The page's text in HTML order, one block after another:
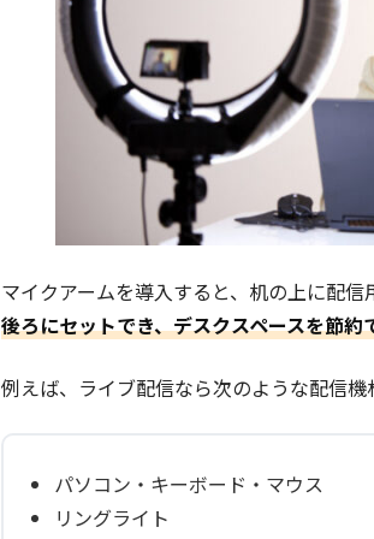
マイクアームを導入すると、机の上に配
後ろにセットでき、デスクスペースを節約
例えば、ライブ配信なら次のような配信
パソコン・キーボード・マウス
リングライト